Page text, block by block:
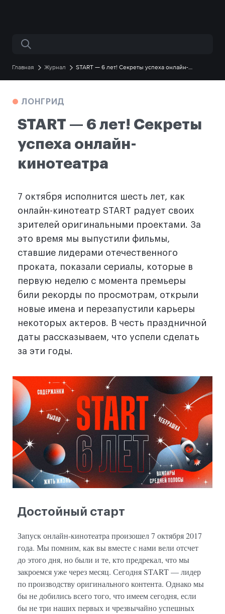
Поиск по сайту
Главная Журнал
START — 6 лет! Секреты успеха онлайн-
ЛОНГРИД
START — 6 лет! Секреты
успеха онлайн-
кинотеатра
7 октября исполнится шесть лет, как
онлайн-кинотеатр START радует своих
зрителей оригинальными проектами. За
это время мы выпустили фильмы,
ставшие лидерами отечественного
проката, показали сериалы, которые в
первую неделю с момента премьеры
били рекорды по просмотрам, открыли
новые имена и перезапустили карьеры
некоторых актеров. В честь праздничной
даты рассказываем, что успели сделать
за эти годы.
Достойный старт
Запуск онлайн-кинотеатра произошел 7 октября 2017
года. Мы помним, как вы вместе с нами вели отсчет
до этого дня, но были и те, кто предрекал, что мы
закроемся уже через месяц. Сегодня START — лидер
по производству оригинального контента. Однако мы
бы не добились всего того, что имеем сегодня, если
бы не три наших первых и чрезвычайно успешных